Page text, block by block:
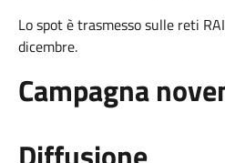
Lo spot è trasmesso sulle reti
dicembre.
Campagna